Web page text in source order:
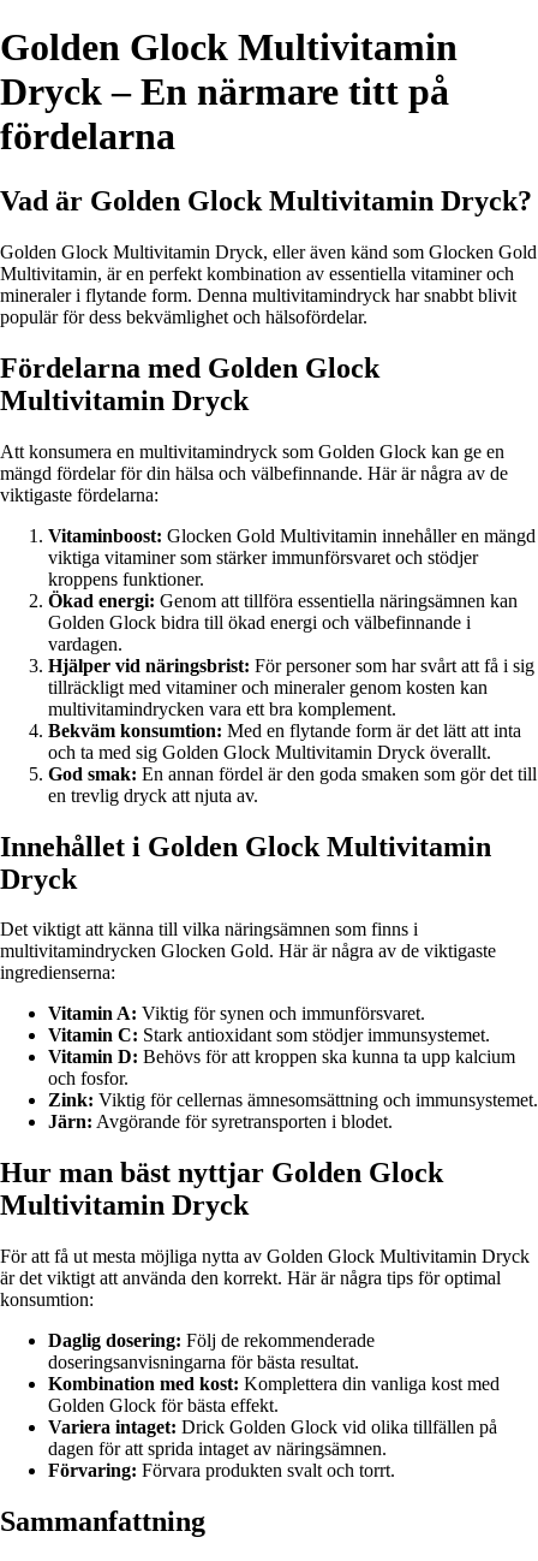
Golden Glock Multivitamin
Dryck – En närmare titt på
fördelarna
Vad är Golden Glock Multivitamin Dryck?
Golden Glock Multivitamin Dryck, eller även känd som Glocken Gold
Multivitamin, är en perfekt kombination av essentiella vitaminer och
mineraler i flytande form. Denna multivitamindryck har snabbt blivit
populär för dess bekvämlighet och hälsofördelar.
Fördelarna med Golden Glock
Multivitamin Dryck
Att konsumera en multivitamindryck som Golden Glock kan ge en
mängd fördelar för din hälsa och välbefinnande. Här är några av de
viktigaste fördelarna:
Vitaminboost: Glocken Gold Multivitamin innehåller en mängd
viktiga vitaminer som stärker immunförsvaret och stödjer
kroppens funktioner.
Ökad energi: Genom att tillföra essentiella näringsämnen kan
Golden Glock bidra till ökad energi och välbefinnande i
vardagen.
Hjälper vid näringsbrist: För personer som har svårt att få i sig
tillräckligt med vitaminer och mineraler genom kosten kan
multivitamindrycken vara ett bra komplement.
Bekväm konsumtion: Med en flytande form är det lätt att inta
och ta med sig Golden Glock Multivitamin Dryck överallt.
God smak: En annan fördel är den goda smaken som gör det till
en trevlig dryck att njuta av.
Innehållet i Golden Glock Multivitamin
Dryck
Det viktigt att känna till vilka näringsämnen som finns i
multivitamindrycken Glocken Gold. Här är några av de viktigaste
ingredienserna:
Vitamin A: Viktig för synen och immunförsvaret.
Vitamin C: Stark antioxidant som stödjer immunsystemet.
Vitamin D: Behövs för att kroppen ska kunna ta upp kalcium
och fosfor.
Zink: Viktig för cellernas ämnesomsättning och immunsystemet.
Järn: Avgörande för syretransporten i blodet.
Hur man bäst nyttjar Golden Glock
Multivitamin Dryck
För att få ut mesta möjliga nytta av Golden Glock Multivitamin Dryck
är det viktigt att använda den korrekt. Här är några tips för optimal
konsumtion:
Daglig dosering: Följ de rekommenderade
doseringsanvisningarna för bästa resultat.
Kombination med kost: Komplettera din vanliga kost med
Golden Glock för bästa effekt.
Variera intaget: Drick Golden Glock vid olika tillfällen på
dagen för att sprida intaget av näringsämnen.
Förvaring: Förvara produkten svalt och torrt.
Sammanfattning